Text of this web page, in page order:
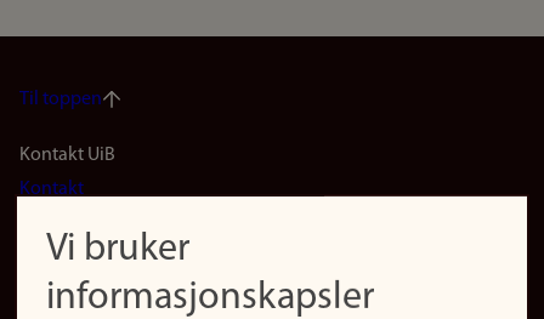
Til toppen
Footer
(no)
Kontakt UiB
Kontakt
Finn forsker
Presse
Vi bruker
informasjonskapsler